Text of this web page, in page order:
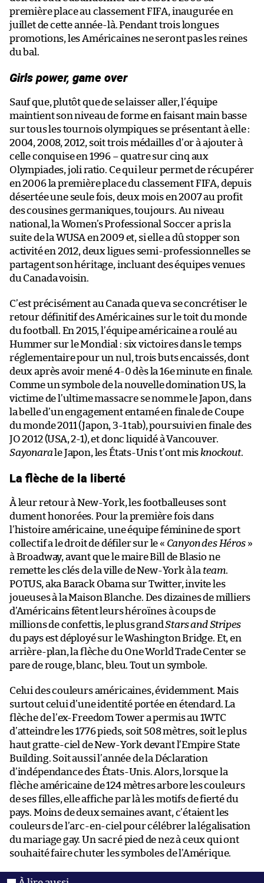
première place au classement FIFA, inaugurée en
juillet de cette année-là. Pendant trois longues
promotions, les Américaines ne seront pas les reines
du bal.
Girls power, game over
Sauf que, plutôt que de se laisser aller, l’équipe
maintient son niveau de forme en faisant main basse
sur tous les tournois olympiques se présentant à elle :
2004, 2008, 2012, soit trois médailles d’or à ajouter à
celle conquise en 1996 – quatre sur cinq aux
Olympiades, joli ratio. Ce qui leur permet de récupérer
en 2006 la première place du classement FIFA, depuis
désertée une seule fois, deux mois en 2007 au profit
des cousines germaniques, toujours. Au niveau
national, la Women’s Professional Soccer a pris la
suite de la WUSA en 2009 et, si elle a dû stopper son
activité en 2012, deux ligues semi-professionnelles se
partagent son héritage, incluant des équipes venues
du Canada voisin.
C’est précisément au Canada que va se concrétiser le
retour définitif des Américaines sur le toit du monde
du football. En 2015, l’équipe américaine a roulé au
Hummer sur le Mondial : six victoires dans le temps
réglementaire pour un nul, trois buts encaissés, dont
deux après avoir mené 4-0 dès la 16e minute en finale.
Comme un symbole de la nouvelle domination US, la
victime de l’ultime massacre se nomme le Japon, dans
la belle d’un engagement entamé en finale de Coupe
du monde 2011 (Japon, 3-1 tab), poursuivi en finale des
JO 2012 (USA, 2-1), et donc liquidé à Vancouver.
Sayonara le Japon, les États-Unis t’ont mis knockout.
La flèche de la liberté
À leur retour à New-York, les footballeuses sont
dument honorées. Pour la première fois dans
l’histoire américaine, une équipe féminine de sport
collectif a le droit de défiler sur le « Canyon des Héros»
à Broadway, avant que le maire Bill de Blasio ne
remette les clés de la ville de New-York à la team.
POTUS, aka Barack Obama sur Twitter, invite les
joueuses à la Maison Blanche. Des dizaines de milliers
d’Américains fêtent leurs héroïnes à coups de
millions de confettis, le plus grandStars and Stripes
du pays est déployé sur le Washington Bridge. Et, en
arrière-plan, la flèche du One World Trade Center se
pare de rouge, blanc, bleu. Tout un symbole.
Celui des couleurs américaines, évidemment. Mais
surtout celui d’une identité portée en étendard. La
flèche de l’ex-Freedom Tower a permis au 1WTC
d’atteindre les 1776 pieds, soit 508 mètres, soit le plus
haut gratte-ciel de New-York devant l’Empire State
Building. Soit aussi l’année de la Déclaration
d’indépendance des États-Unis. Alors, lorsque la
flèche américaine de 124 mètres arbore les couleurs
de ses filles, elle affiche par là les motifs de fierté du
pays. Moins de deux semaines avant, c’étaient les
couleurs de l’arc-en-ciel pour célébrer la légalisation
du mariage gay. Un sacré pied de nez à ceux qui ont
souhaité faire chuter les symboles de l’Amérique.